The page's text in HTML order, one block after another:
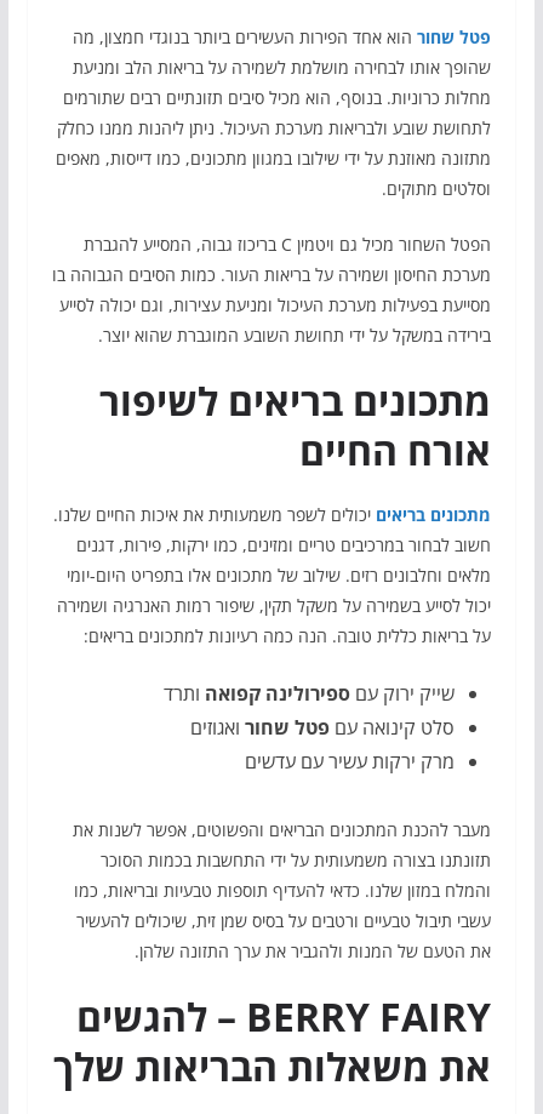
פטל שחורהוא אחד הפירות העשירים ביותר בנוגדי חמצון, מה
שהופך אותו לבחירה מושלמת לשמירה על בריאות הלב ומניעת
מחלות כרוניות. בנוסף, הוא מכיל סיבים תזונתיים רבים שתורמים
לתחושת שובע ולבריאות מערכת העיכול. ניתן ליהנות ממנו כחלק
מתזונה מאוזנת על ידי שילובו במגוון מתכונים, כמו דייסות, מאפים
וסלטים מתוקים.
הפטל השחור מכיל גם ויטמין C בריכוז גבוה, המסייע להגברת
מערכת החיסון ושמירה על בריאות העור. כמות הסיבים הגבוהה בו
מסייעת בפעילות מערכת העיכול ומניעת עצירות, וגם יכולה לסייע
בירידה במשקל על ידי תחושת השובע המוגברת שהוא יוצר.
מתכונים בריאים לשיפור
אורח החיים
מתכונים בריאים יכולים לשפר משמעותית את איכות החיים שלנו.
חשוב לבחור במרכיבים טריים ומזינים, כמו ירקות, פירות, דגנים
מלאים וחלבונים רזים. שילוב של מתכונים אלו בתפריט היום-יומי
יכול לסייע בשמירה על משקל תקין, שיפור רמות האנרגיה ושמירה
על בריאות כללית טובה. הנה כמה רעיונות למתכונים בריאים:
שייק ירוק עם ספירולינה קפואה ותרד
סלט קינואה עם פטל שחורואגוזים
מרק ירקות עשיר עם עדשים
מעבר להכנת המתכונים הבריאים והפשוטים, אפשר לשנות את
תזונתנו בצורה משמעותית על ידי התחשבות בכמות הסוכר
והמלח במזון שלנו. כדאי להעדיף תוספות טבעיות ובריאות, כמו
עשבי תיבול טבעיים ורטבים על בסיס שמן זית, שיכולים להעשיר
את הטעם של המנות ולהגביר את ערך התזונה שלהן.
BERRY FAIRY – להגשים
את משאלות הבריאות שלך